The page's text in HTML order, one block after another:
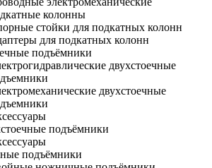
колонны
стойки для подкатных колонн
для подкатных колонн
подъёмники
двухстоечные
двухстоечные
подъёмники
подъёмники